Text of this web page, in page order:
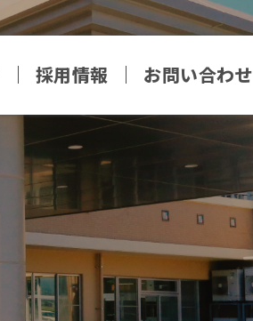
採用情報 お問い合わせ